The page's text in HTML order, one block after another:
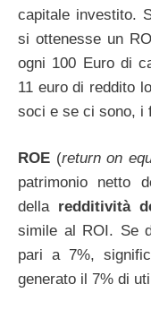
capitale investito.
si ottenesse un
ogni 100 Euro di
11 euro di reddito
soci e se ci sono, i
ROE (return on
patrimonio netto
della redditività
simile al ROI. Se
pari a 7%,
generato il 7% di